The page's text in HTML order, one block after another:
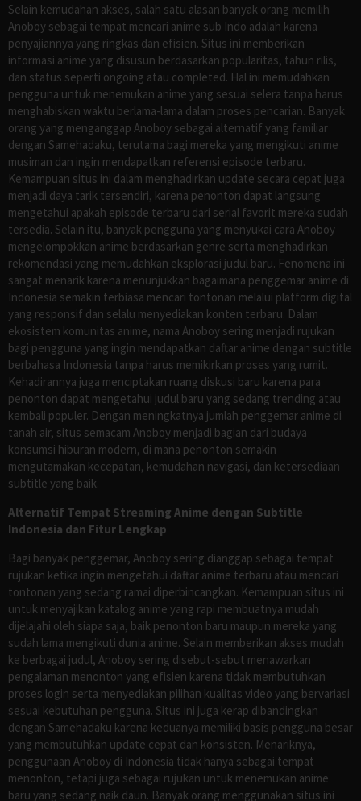
Selain kemudahan akses, salah satu alasan banyak orang memilih
Anoboy sebagai tempat mencari anime sub Indo adalah karena
penyajiannya yang ringkas dan efisien. Situs ini memberikan
informasi anime yang disusun berdasarkan popularitas, tahun rilis,
dan status seperti ongoing atau completed. Hal ini memudahkan
pengguna untuk menemukan anime yang sesuai selera tanpa harus
menghabiskan waktu berlama-lama dalam proses pencarian. Banyak
orang yang menganggap Anoboy sebagai alternatif yang familiar
dengan Samehadaku, terutama bagi mereka yang mengikuti anime
musiman dan ingin mendapatkan referensi episode terbaru.
Kemampuan situs ini dalam menghadirkan update secara cepat juga
menjadi daya tarik tersendiri, karena penonton dapat langsung
mengetahui apakah episode terbaru dari serial favorit mereka sudah
tersedia. Selain itu, banyak pengguna yang menyukai cara Anoboy
mengelompokkan anime berdasarkan genre serta menghadirkan
rekomendasi yang memudahkan eksplorasi judul baru. Fenomena ini
sangat menarik karena menunjukkan bagaimana penggemar anime di
Indonesia semakin terbiasa mencari tontonan melalui platform digital
yang responsif dan selalu menyediakan konten terbaru. Dalam
ekosistem komunitas anime, nama Anoboy sering menjadi rujukan
bagi pengguna yang ingin mendapatkan daftar anime dengan subtitle
berbahasa Indonesia tanpa harus memikirkan proses yang rumit.
Kehadirannya juga menciptakan ruang diskusi baru karena para
penonton dapat mengetahui judul baru yang sedang trending atau
kembali populer. Dengan meningkatnya jumlah penggemar anime di
tanah air, situs semacam Anoboy menjadi bagian dari budaya
konsumsi hiburan modern, di mana penonton semakin
mengutamakan kecepatan, kemudahan navigasi, dan ketersediaan
subtitle yang baik.
Alternatif Tempat Streaming Anime dengan Subtitle
Indonesia dan Fitur Lengkap
Bagi banyak penggemar, Anoboy sering dianggap sebagai tempat
rujukan ketika ingin mengetahui daftar anime terbaru atau mencari
tontonan yang sedang ramai diperbincangkan. Kemampuan situs ini
untuk menyajikan katalog anime yang rapi membuatnya mudah
dijelajahi oleh siapa saja, baik penonton baru maupun mereka yang
sudah lama mengikuti dunia anime. Selain memberikan akses mudah
ke berbagai judul, Anoboy sering disebut-sebut menawarkan
pengalaman menonton yang efisien karena tidak membutuhkan
proses login serta menyediakan pilihan kualitas video yang bervariasi
sesuai kebutuhan pengguna. Situs ini juga kerap dibandingkan
dengan Samehadaku karena keduanya memiliki basis pengguna besar
yang membutuhkan update cepat dan konsisten. Menariknya,
penggunaan Anoboy di Indonesia tidak hanya sebagai tempat
menonton, tetapi juga sebagai rujukan untuk menemukan anime
baru yang sedang naik daun. Banyak orang menggunakan situs ini